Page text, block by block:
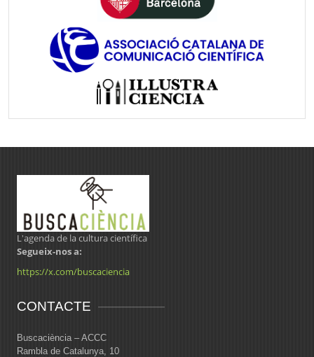
L'agenda de la cultura científica
Segueix-nos a:
https://x.com/buscaciencia
CONTACTE
Buscaciència – ACCC
Rambla de Catalunya, 10